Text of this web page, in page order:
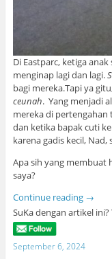
Di Eastparc, ketiga
menginap lagi dan lagi.
bagi mereka.Tapi ya
ceunah. Yang menjadi
mereka di pertengahan
dan ketika bapak cuti
karena gadis kecil,
Apa sih yang membuat
saya?
Continue reading →
SuKa dengan artikel ini?
September 6, 2024